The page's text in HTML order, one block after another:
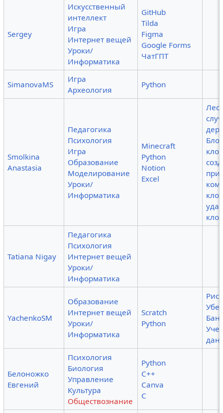
Sergey
Искусственный
интеллект
Игра
Интернет вещей
Уроки/
Информатика
GitHub
Tilda
Figma
Google Forms
ЧатГПТ
SimanovaMS
Игра
Археология
Python
Smolkina
Anastasia
Педагогика
Психология
Игра
Образование
Моделирование
Уроки/
Информатика
Minecraft
Python
Notion
Excel
Лес
Tatiana Nigay
Педагогика
Психология
Интернет вещей
Уроки/
Информатика
YachenkoSM
Образование
Интернет вещей
Уроки/
Информатика
Scratch
Python
Белоножко
Евгений
Психология
Биология
Управление
Культура
Обществознание
Python
C++
Canva
C